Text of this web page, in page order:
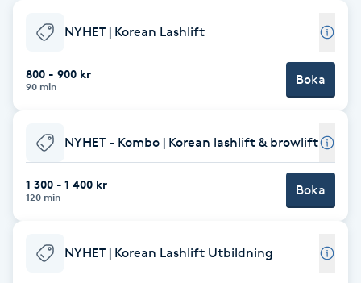
Babylights
Balayage
Barber
BIAB
NYHET | Korean Lashlift
800 - 900 kr
90 min Boka
NYHET - Kombo | Korean lashlift & browlift
1 300 - 1 400 kr
120 min Boka
NYHET | Korean Lashlift Utbildning